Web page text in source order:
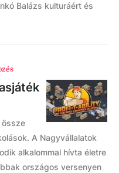
Balázs kulturáért és
össze
A Nagyvállalatok
alkalommal hívta életre
országos versenyen